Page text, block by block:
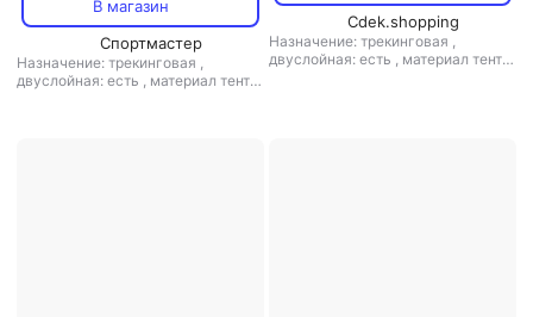
В магазин
Спортмастер
Назначение: трекинговая ,
двуслойная: есть , материал тента:
Cdek.shopping
Назначение: трекинговая ,
двуслойная: есть , материал тента: